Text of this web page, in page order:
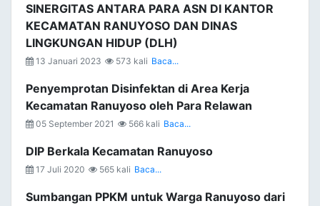
SINERGITAS ANTARA PARA ASN DI KANTOR
KECAMATAN RANUYOSO DAN DINAS
LINGKUNGAN HIDUP (DLH)
13 Januari 2023 573 kali Baca...
Penyemprotan Disinfektan di Area Kerja
Kecamatan Ranuyoso oleh Para Relawan
05 September 2021 566 kali Baca...
DIP Berkala Kecamatan Ranuyoso
17 Juli 2020 565 kali Baca...
Sumbangan PPKM untuk Warga Ranuyoso dari